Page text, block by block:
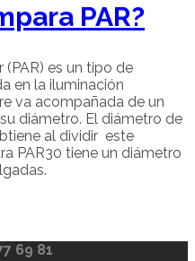
PAR?
es un tipo de
en la iluminación
va acompañada de un
diámetro. El diámetro de
al dividir este
PAR30 tiene un diámetro
69 81